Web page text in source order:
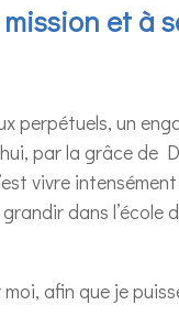
et à
perpétuels, un
par la grâce de
vivre intensément
dans l’école
afin que je